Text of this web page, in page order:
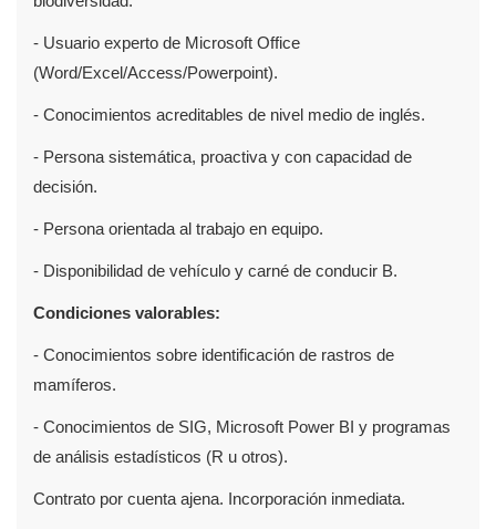
- Usuario experto de Microsoft Office
(Word/Excel/Access/Powerpoint).
- Conocimientos acreditables de nivel medio de inglés.
- Persona sistemática, proactiva y con capacidad de
decisión.
- Persona orientada al trabajo en equipo.
- Disponibilidad de vehículo y carné de conducir B.
Condiciones valorables:
- Conocimientos sobre identificación de rastros de
mamíferos.
- Conocimientos de SIG, Microsoft Power BI y programas
de análisis estadísticos (R u otros).
Contrato por cuenta ajena. Incorporación inmediata.